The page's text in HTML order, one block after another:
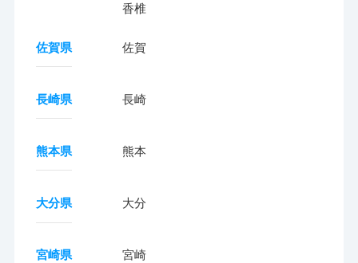
香椎
佐賀県 佐賀
長崎県 長崎
熊本県 熊本
大分県 大分
宮崎県 宮崎